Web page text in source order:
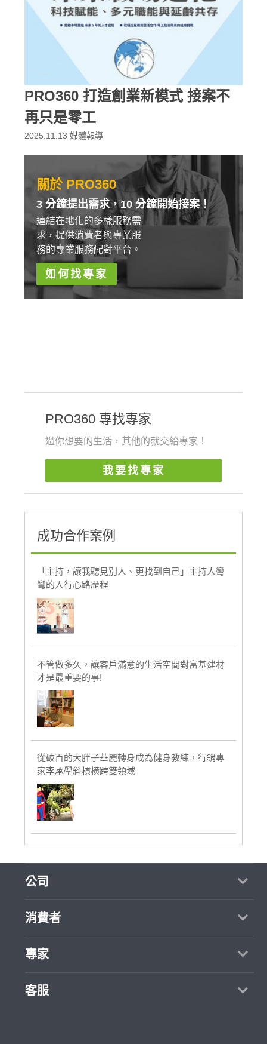
PRO360 打造創業新模式 接案不
再只是零工
2025.11.13 媒體報導
關於 PRO360
3 分鐘提出需求，10 分鐘開始接案！
連結在地化的多樣服務需
求，提供消費者與專業服
務的專業服務配對平台。
如何找專家
PRO360 專找專家
過你想要的生活，其他的就交給專家！
我要找專家
成功合作案例
「主持，讓我聽見別人、更找到自己」主持人彎
彎的入行心路歷程
不管做多久，讓客戶滿意的生活空間對富基建材
才是最重要的事!
從破百的大胖子華麗轉身成為健身教練，行銷專
家李承學斜槓橫跨雙領域
公司
關於我們
部落格
加入我們
消費者
買服務
熱門服務
專家
找案件
客服